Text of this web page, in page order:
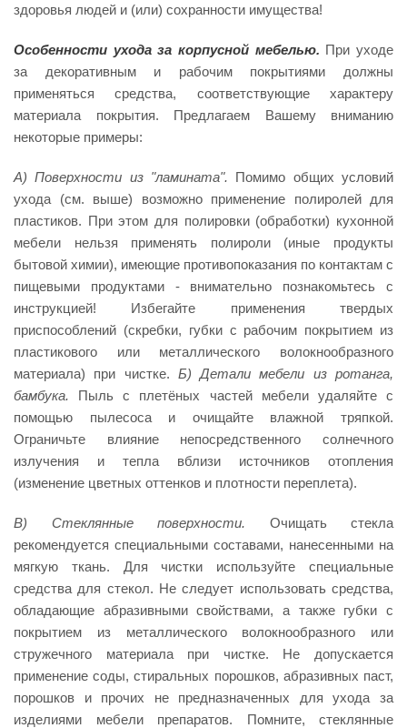
здоровья людей и (или) сохранности имущества!
Особенности ухода за корпусной мебелью. При уходе
за декоративным и рабочим покрытиями должны
применяться средства, соответствующие характеру
материала покрытия. Предлагаем Вашему вниманию
некоторые примеры:
А) Поверхности из "ламината". Помимо общих условий
ухода (см. выше) возможно применение полиролей для
пластиков. При этом для полировки (обработки) кухонной
мебели нельзя применять полироли (иные продукты
бытовой химии), имеющие противопоказания по контактам с
пищевыми продуктами - внимательно познакомьтесь с
инструкцией! Избегайте применения твердых
приспособлений (скребки, губки с рабочим покрытием из
пластикового или металлического волокнообразного
материала) при чистке. Б) Детали мебели из ротанга,
бамбука. Пыль с плетёных частей мебели удаляйте с
помощью пылесоса и очищайте влажной тряпкой.
Ограничьте влияние непосредственного солнечного
излучения и тепла вблизи источников отопления
(изменение цветных оттенков и плотности переплета).
В) Стеклянные поверхности. Очищать стекла
рекомендуется специальными составами, нанесенными на
мягкую ткань. Для чистки используйте специальные
средства для стекол. Не следует использовать средства,
обладающие абразивными свойствами, а также губки с
покрытием из металлического волокнообразного или
стружечного материала при чистке. Не допускается
применение соды, стиральных порошков, абразивных паст,
порошков и прочих не предназначенных для ухода за
изделиями мебели препаратов. Помните, стеклянные